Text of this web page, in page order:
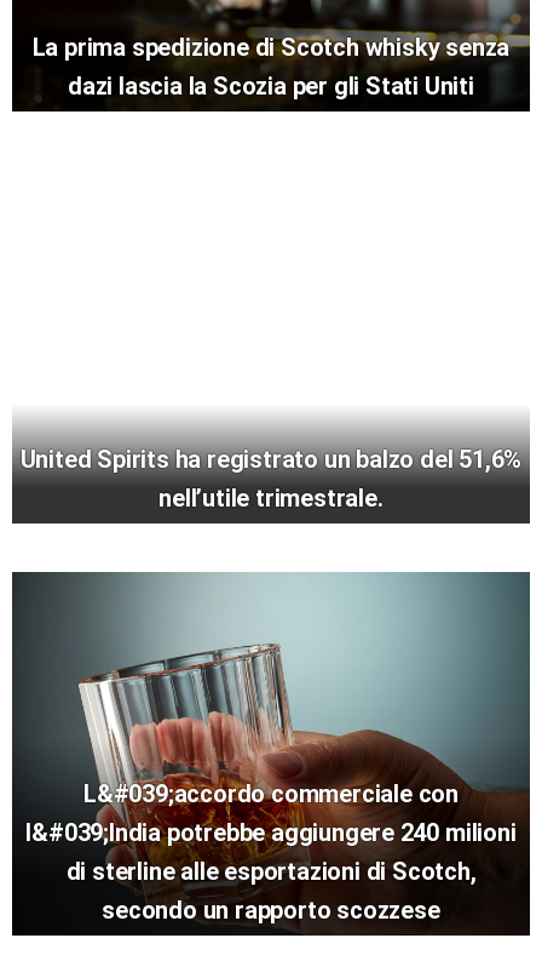
La prima spedizione di Scotch whisky senza
dazi lascia la Scozia per gli Stati Uniti
United Spirits ha registrato un balzo del 51,6%
nell’utile trimestrale.
L&#039;accordo commerciale con
l&#039;India potrebbe aggiungere 240 milioni
di sterline alle esportazioni di Scotch,
secondo un rapporto scozzese